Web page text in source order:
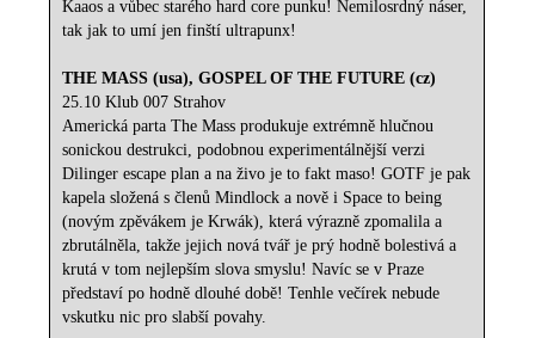
Kaaos a vůbec starého hard core punku! Nemilosrdný náser,
tak jak to umí jen finští ultrapunx!
THE MASS (usa), GOSPEL OF THE FUTURE (cz)
25.10 Klub 007 Strahov
Americká parta The Mass produkuje extrémně hlučnou
sonickou destrukci, podobnou experimentálnější verzi
Dilinger escape plan a na živo je to fakt maso! GOTF je pak
kapela složená s členů Mindlock a nově i Space to being
(novým zpěvákem je Krwák), která výrazně zpomalila a
zbrutálněla, takže jejich nová tvář je prý hodně bolestivá a
krutá v tom nejlepším slova smyslu! Navíc se v Praze
představí po hodně dlouhé době! Tenhle večírek nebude
vskutku nic pro slabší povahy.